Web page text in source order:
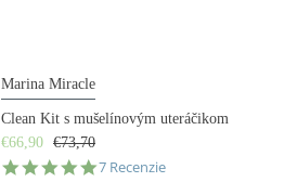
Marina Miracle
Clean Kit s mušelínovým uteráčikom
€66,90 €73,70
4.9
7 Recenzie